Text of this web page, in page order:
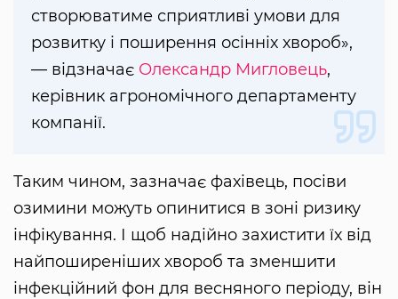
створюватиме сприятливі умови для
розвитку і поширення осінніх хвороб»,
— відзначає Олександр Мигловець,
керівник агрономічного департаменту
компанії.
Таким чином, зазначає фахівець, посіви
озимини можуть опинитися в зоні ризику
інфікування. І щоб надійно захистити їх від
найпоширеніших хвороб та зменшити
інфекційний фон для весняного періоду, він